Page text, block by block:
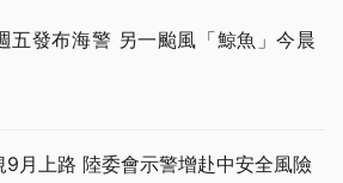
五發布海警 另一颱風「鯨魚」今晨
9月上路 陸委會示警增赴中安全風險